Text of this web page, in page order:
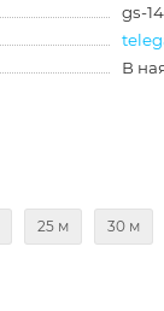
gs-
В
25 м 30 м